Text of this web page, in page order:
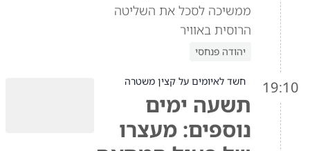
ממשיכה לסכל את השליטה
הרוסית באוויר
יהודה פנחסי
19:10 חשד לאיומים על קצין משטרה
תשעה ימים
נוספים: מעצרו